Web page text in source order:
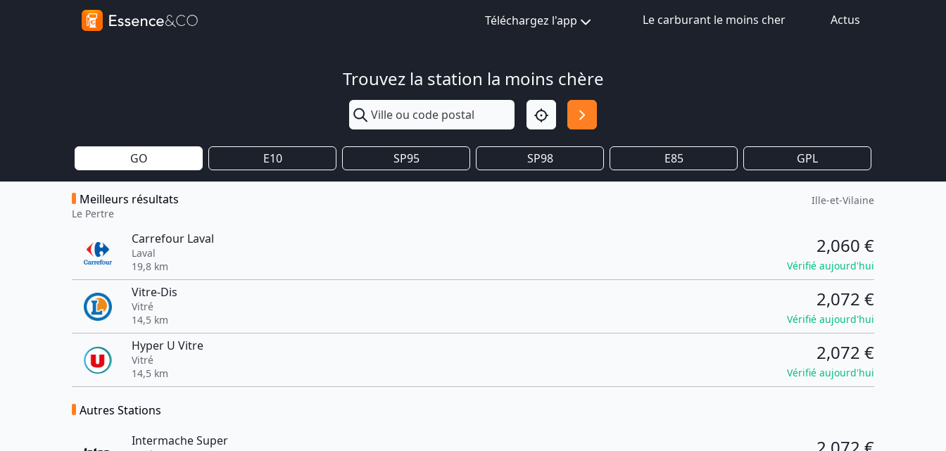
Téléchargez l'app Le carburant le moins cher Actus
Trouvez la station la moins chère
GO E10 SP95 SP98 E85 GPL
Meilleurs résultats
Le Pertre
Ille-et-Vilaine
Carrefour Laval
Laval
19,8 km
2,060 €
Vérifié aujourd'hui
Vitre-Dis
Vitré
14,5 km
2,072 €
Vérifié aujourd'hui
Hyper U Vitre
Vitré
14,5 km
2,072 €
Vérifié aujourd'hui
Autres Stations
Intermache Super